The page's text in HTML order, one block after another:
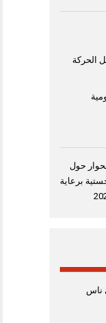
الحركة
2026” يعزز الحوار حول
برعاية
ناس